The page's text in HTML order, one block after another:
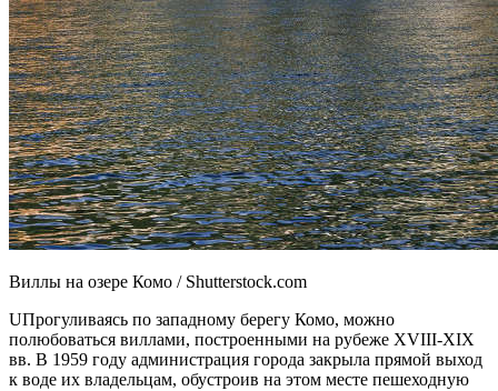
Виллы на озере Комо / Shutterstock.com
UПрогуливаясь по западному берегу Комо, можно
полюбоваться виллами, построенными на рубеже XVIII-XIX
вв. В 1959 году администрация города закрыла прямой выход
к воде их владельцам, обустроив на этом месте пешеходную